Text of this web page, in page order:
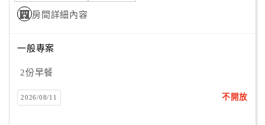
利
查
訂
房
Q&A
房間詳細內容
一般專案
2份早餐
2026/08/11 不開放